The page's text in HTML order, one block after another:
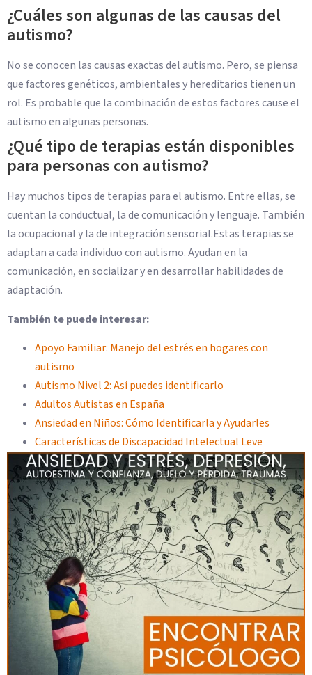
¿Cuáles son algunas de las causas del
autismo?
No se conocen las causas exactas del autismo. Pero, se piensa
que factores genéticos, ambientales y hereditarios tienen un
rol. Es probable que la combinación de estos factores cause el
autismo en algunas personas.
¿Qué tipo de terapias están disponibles
para personas con autismo?
Hay muchos tipos de terapias para el autismo. Entre ellas, se
cuentan la conductual, la de comunicación y lenguaje. También
la ocupacional y la de integración sensorial.Estas terapias se
adaptan a cada individuo con autismo. Ayudan en la
comunicación, en socializar y en desarrollar habilidades de
adaptación.
También te puede interesar:
Apoyo Familiar: Manejo del estrés en hogares con
autismo
Autismo Nivel 2: Así puedes identificarlo
Adultos Autistas en España
Ansiedad en Niños: Cómo Identificarla y Ayudarles
Características de Discapacidad Intelectual Leve